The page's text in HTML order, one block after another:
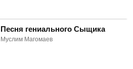
Песня гениального Сыщика
Муслим Магомаев